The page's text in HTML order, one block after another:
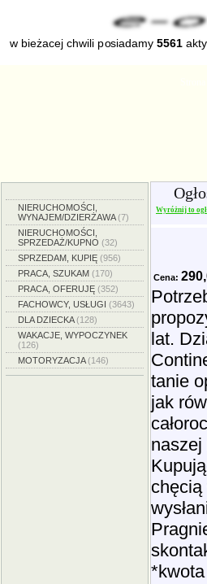
w bieżacej chwili posiadamy5561
NIERUCHOMOŚCI,
WYNAJEM/DZIERŻAWA(7)
NIERUCHOMOŚCI,
SPRZEDAŻ/KUPNO (32)
SPRZEDAM, KUPIĘ (956)
PRACA, SZUKAM (170)
PRACA, OFERUJĘ (352)
FACHOWCY, USŁUGI (3643)
DLA DZIECKA(128)
WAKACJE, WYPOCZYNEK
(126)
MOTORYZACJA(146)
Wyróżnij to
Cena:
lat.
tanie
jak
naszej
chęcią